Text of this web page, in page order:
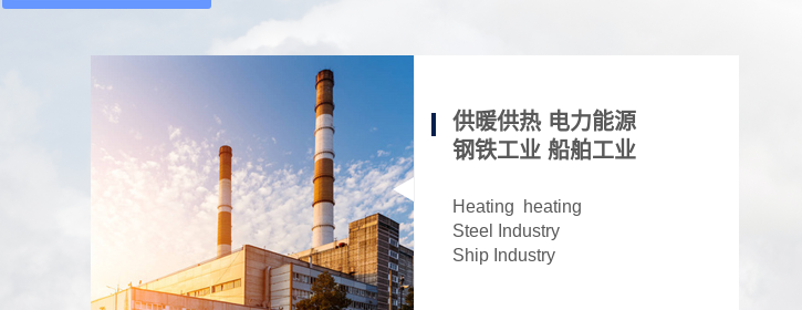
供暖供热 电力能源
钢铁工业 船舶工业
Heating heating
Steel Industry
Ship Industry